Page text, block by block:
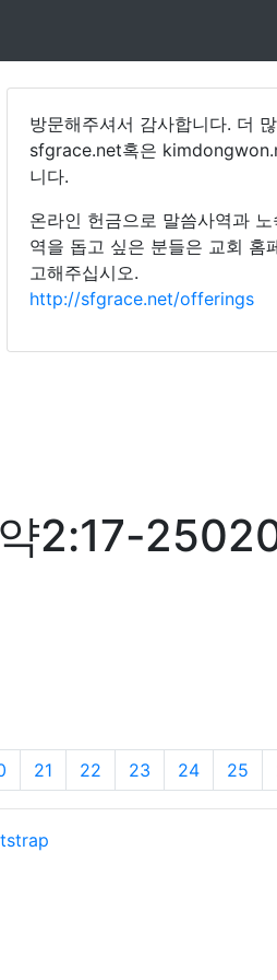
방문해주셔서 감사합니다. 더
sfgrace.net혹은
니다.
온라인 헌금으로 말씀사역과
역을 돕고 싶은 분들은 교회 홈
고해주십시오.
http://sfgrace.net/offerings
2:17-
21 22 23 24 25